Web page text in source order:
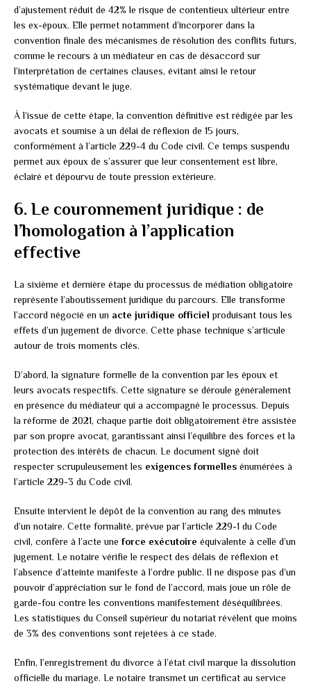
d’ajustement réduit de 42% le risque de contentieux ultérieur entre
les ex-époux. Elle permet notamment d’incorporer dans la
convention finale des mécanismes de résolution des conflits futurs,
comme le recours à un médiateur en cas de désaccord sur
l’interprétation de certaines clauses, évitant ainsi le retour
systématique devant le juge.
À l’issue de cette étape, la convention définitive est rédigée par les
avocats et soumise à un délai de réflexion de 15 jours,
conformément à l’article 229-4 du Code civil. Ce temps suspendu
permet aux époux de s’assurer que leur consentement est libre,
éclairé et dépourvu de toute pression extérieure.
6. Le couronnement juridique : de
l’homologation à l’application
effective
La sixième et dernière étape du processus de médiation obligatoire
représente l’aboutissement juridique du parcours. Elle transforme
l’accord négocié en un acte juridique officiel produisant tous les
effets d’un jugement de divorce. Cette phase technique s’articule
autour de trois moments clés.
D’abord, la signature formelle de la convention par les époux et
leurs avocats respectifs. Cette signature se déroule généralement
en présence du médiateur qui a accompagné le processus. Depuis
la réforme de 2021, chaque partie doit obligatoirement être assistée
par son propre avocat, garantissant ainsi l’équilibre des forces et la
protection des intérêts de chacun. Le document signé doit
respecter scrupuleusement les exigences formelles énumérées à
l’article 229-3 du Code civil.
Ensuite intervient le dépôt de la convention au rang des minutes
d’un notaire. Cette formalité, prévue par l’article 229-1 du Code
civil, confère à l’acte une force exécutoire équivalente à celle d’un
jugement. Le notaire vérifie le respect des délais de réflexion et
l’absence d’atteinte manifeste à l’ordre public. Il ne dispose pas d’un
pouvoir d’appréciation sur le fond de l’accord, mais joue un rôle de
garde-fou contre les conventions manifestement déséquilibrées.
Les statistiques du Conseil supérieur du notariat révèlent que moins
de 3% des conventions sont rejetées à ce stade.
Enfin, l’enregistrement du divorce à l’état civil marque la dissolution
officielle du mariage. Le notaire transmet un certificat au service